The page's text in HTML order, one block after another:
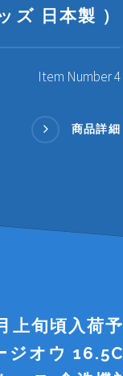
ズ 日本製 ）
Item Number 4
商品詳細
上旬頃入荷
ジオウ